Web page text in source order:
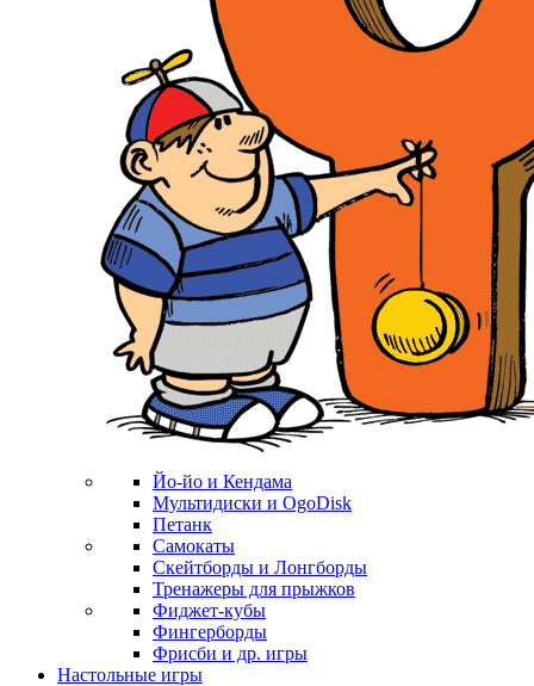
Йо-йо и Кендама
Мультидиски и OgoDisk
Петанк
Самокаты
Скейтборды и Лонгборды
Тренажеры для прыжков
Фиджет-кубы
Фингерборды
Фрисби и др. игры
Настольные игры